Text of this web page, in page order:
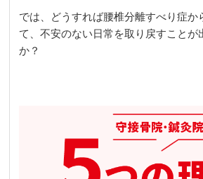
では、どうすれば腰椎分離すべり症か
て、不安のない日常を取り戻すことが
か？